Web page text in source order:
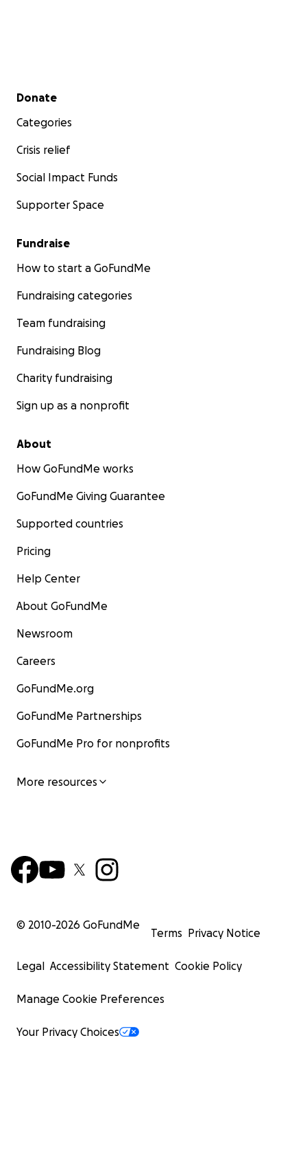
Secondary menu
Donate
Categories
Crisis relief
Social Impact Funds
Supporter Space
Fundraise
How to start a GoFundMe
Fundraising categories
Team fundraising
Fundraising Blog
Charity fundraising
Sign up as a nonprofit
About
How GoFundMe works
GoFundMe Giving Guarantee
Supported countries
Pricing
Help Center
About GoFundMe
Newsroom
Careers
GoFundMe.org
GoFundMe Partnerships
GoFundMe Pro for nonprofits
More resources
© 2010-2026 GoFundMe
Terms Privacy Notice
Legal Accessibility Statement Cookie Policy
Manage Cookie Preferences
Your Privacy Choices